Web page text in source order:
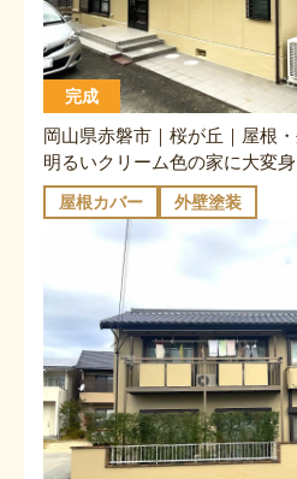
完成
岡山県赤磐市｜桜が丘｜屋根
明るいクリーム色の家に大変
屋根カバー 外壁塗装